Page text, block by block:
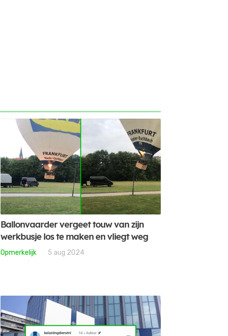
Ballonvaarder vergeet touw van zijn
werkbusje los te maken en vliegt weg
Opmerkelijk 5 aug 2024